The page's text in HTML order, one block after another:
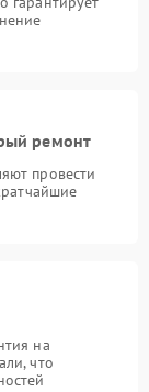
ремонт
провести
на
что